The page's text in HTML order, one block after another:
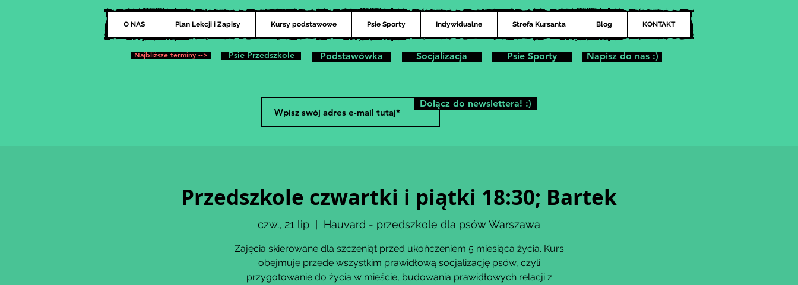
O NAS Plan Lekcji i Zapisy Kursy podstawowe Psie Sporty Indywidualne Strefa Kursanta Blog KONTAKT
Najbliższe terminy --> Psie Przedszkole Podstawówka Socjalizacja Psie Sporty Napisz do nas :)
Przedszkole czwartki i piątki 18:30; Bartek
czw., 21 lip Hauvard - przedszkole dla psów Warszawa
Zajęcia skierowane dla szczeniąt przed ukończeniem 5 miesiąca życia. Kurs
obejmuje przede wszystkim prawidłową socjalizację psów, czyli
przygotowanie do życia w mieście, budowania prawidłowych relacji z
Dołącz do newslettera! :)